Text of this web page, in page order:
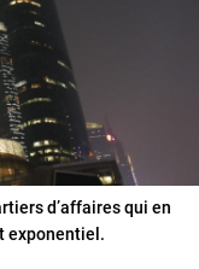
d’affaires qui en
exponentiel.